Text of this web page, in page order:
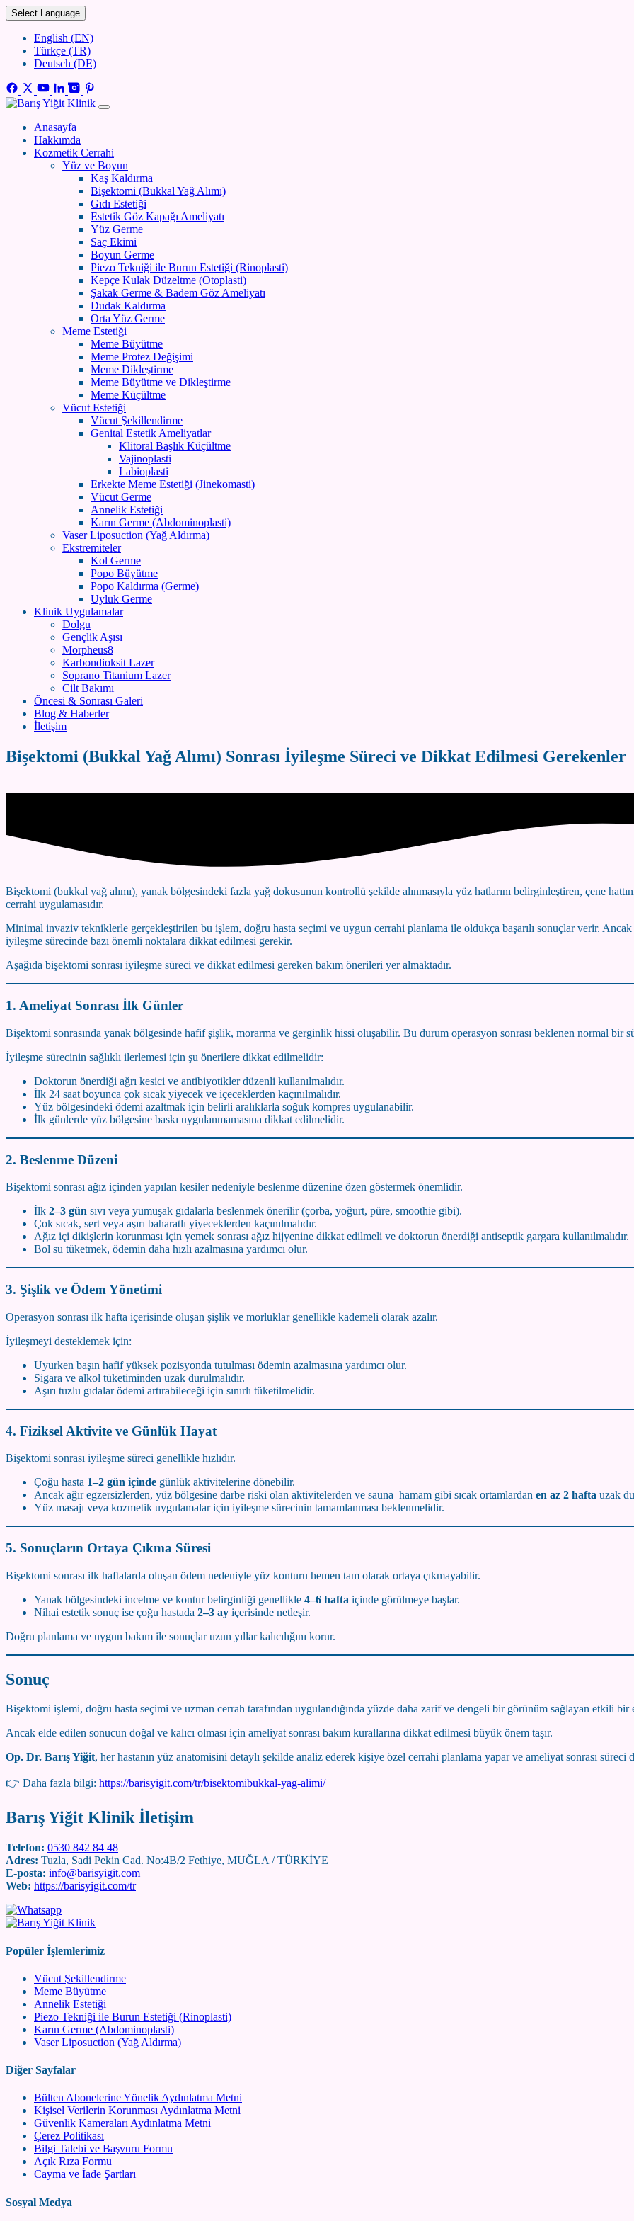
Select Language
English (EN)
Türkçe (TR)
Deutsch (DE)
Anasayfa
Hakkımda
Kozmetik Cerrahi
Yüz ve Boyun
Kaş Kaldırma
Bişektomi (Bukkal Yağ Alımı)
Gıdı Estetiği
Estetik Göz Kapağı Ameliyatı
Yüz Germe
Saç Ekimi
Boyun Germe
Piezo Tekniği ile Burun Estetiği (Rinoplasti)
Kepçe Kulak Düzeltme (Otoplasti)
Şakak Germe & Badem Göz Ameliyatı
Dudak Kaldırma
Orta Yüz Germe
Meme Estetiği
Meme Büyütme
Meme Protez Değişimi
Meme Dikleştirme
Meme Büyütme ve Dikleştirme
Meme Küçültme
Vücut Estetiği
Vücut Şekillendirme
Genital Estetik Ameliyatlar
Klitoral Başlık Küçültme
Vajinoplasti
Labioplasti
Erkekte Meme Estetiği (Jinekomasti)
Vücut Germe
Annelik Estetiği
Karın Germe (Abdominoplasti)
Vaser Liposuction (Yağ Aldırma)
Ekstremiteler
Kol Germe
Popo Büyütme
Popo Kaldırma (Germe)
Uyluk Germe
Klinik Uygulamalar
Dolgu
Gençlik Aşısı
Morpheus8
Karbondioksit Lazer
Soprano Titanium Lazer
Cilt Bakımı
Öncesi & Sonrası Galeri
Blog & Haberler
İletişim
Bişektomi (Bukkal Yağ Alımı) Sonrası İyileşme Süreci ve Dikkat Edilmesi Gerekenler
Bişektomi (bukkal yağ alımı), yanak bölgesindeki fazla yağ dokusunun kontrollü şekilde alınmasıyla yüz hatlarını belirginleştiren, çene
cerrahi uygulamasıdır.
Minimal invaziv tekniklerle gerçekleştirilen bu işlem, doğru hasta seçimi ve uygun cerrahi planlama ile oldukça başarılı sonuçlar verir. Ancak
iyileşme sürecinde bazı önemli noktalara dikkat edilmesi gerekir.
Aşağıda bişektomi sonrası iyileşme süreci ve dikkat edilmesi gereken bakım önerileri yer almaktadır.
1. Ameliyat Sonrası İlk Günler
Bişektomi sonrasında yanak bölgesinde hafif şişlik, morarma ve gerginlik hissi oluşabilir. Bu durum operasyon sonrası beklenen normal bir
İyileşme sürecinin sağlıklı ilerlemesi için şu önerilere dikkat edilmelidir:
Doktorun önerdiği ağrı kesici ve antibiyotikler düzenli kullanılmalıdır.
İlk 24 saat boyunca çok sıcak yiyecek ve içeceklerden kaçınılmalıdır.
Yüz bölgesindeki ödemi azaltmak için belirli aralıklarla soğuk kompres uygulanabilir.
İlk günlerde yüz bölgesine baskı uygulanmamasına dikkat edilmelidir.
2. Beslenme Düzeni
Bişektomi sonrası ağız içinden yapılan kesiler nedeniyle beslenme düzenine özen göstermek önemlidir.
İlk 2–3 gün sıvı veya yumuşak gıdalarla beslenmek önerilir (çorba, yoğurt, püre, smoothie gibi).
Çok sıcak, sert veya aşırı baharatlı yiyeceklerden kaçınılmalıdır.
Ağız içi dikişlerin korunması için yemek sonrası ağız hijyenine dikkat edilmeli ve doktorun önerdiği antiseptik gargara kullanılmalıdır.
Bol su tüketmek, ödemin daha hızlı azalmasına yardımcı olur.
3. Şişlik ve Ödem Yönetimi
Operasyon sonrası ilk hafta içerisinde oluşan şişlik ve morluklar genellikle kademeli olarak azalır.
İyileşmeyi desteklemek için:
Uyurken başın hafif yüksek pozisyonda tutulması ödemin azalmasına yardımcı olur.
Sigara ve alkol tüketiminden uzak durulmalıdır.
Aşırı tuzlu gıdalar ödemi artırabileceği için sınırlı tüketilmelidir.
4. Fiziksel Aktivite ve Günlük Hayat
Bişektomi sonrası iyileşme süreci genellikle hızlıdır.
Çoğu hasta 1–2 gün içinde günlük aktivitelerine dönebilir.
Ancak ağır egzersizlerden, yüz bölgesine darbe riski olan aktivitelerden ve sauna–hamam gibi sıcak ortamlardan en az 2 hafta uzak
Yüz masajı veya kozmetik uygulamalar için iyileşme sürecinin tamamlanması beklenmelidir.
5. Sonuçların Ortaya Çıkma Süresi
Bişektomi sonrası ilk haftalarda oluşan ödem nedeniyle yüz konturu hemen tam olarak ortaya çıkmayabilir.
Yanak bölgesindeki incelme ve kontur belirginliği genellikle 4–6 hafta içinde görülmeye başlar.
Nihai estetik sonuç ise çoğu hastada 2–3 ay içerisinde netleşir.
Doğru planlama ve uygun bakım ile sonuçlar uzun yıllar kalıcılığını korur.
Sonuç
Bişektomi işlemi, doğru hasta seçimi ve uzman cerrah tarafından uygulandığında yüzde daha zarif ve dengeli bir görünüm sağlayan etkili bir
Ancak elde edilen sonucun doğal ve kalıcı olması için ameliyat sonrası bakım kurallarına dikkat edilmesi büyük önem taşır.
Op. Dr. Barış Yiğit, her hastanın yüz anatomisini detaylı şekilde analiz ederek kişiye özel cerrahi planlama yapar ve ameliyat sonrası süreci
👉 Daha fazla bilgi: https://barisyigit.com/tr/bisektomibukkal-yag-alimi/
Barış Yiğit Klinik İletişim
Telefon: 0530 842 84 48
Adres: Tuzla, Sadi Pekin Cad. No:4B/2 Fethiye, MUĞLA / TÜRKİYE
E-posta: info@barisyigit.com
Web: https://barisyigit.com/tr
Popüler İşlemlerimiz
Vücut Şekillendirme
Meme Büyütme
Annelik Estetiği
Piezo Tekniği ile Burun Estetiği (Rinoplasti)
Karın Germe (Abdominoplasti)
Vaser Liposuction (Yağ Aldırma)
Diğer Sayfalar
Bülten Abonelerine Yönelik Aydınlatma Metni
Kişisel Verilerin Korunması Aydınlatma Metni
Güvenlik Kameraları Aydınlatma Metni
Çerez Politikası
Bilgi Talebi ve Başvuru Formu
Açık Rıza Formu
Cayma ve İade Şartları
Sosyal Medya